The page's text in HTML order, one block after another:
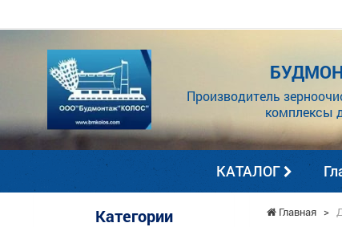
Производитель
комплексы
КАТАЛОГ
Главная >
Категории